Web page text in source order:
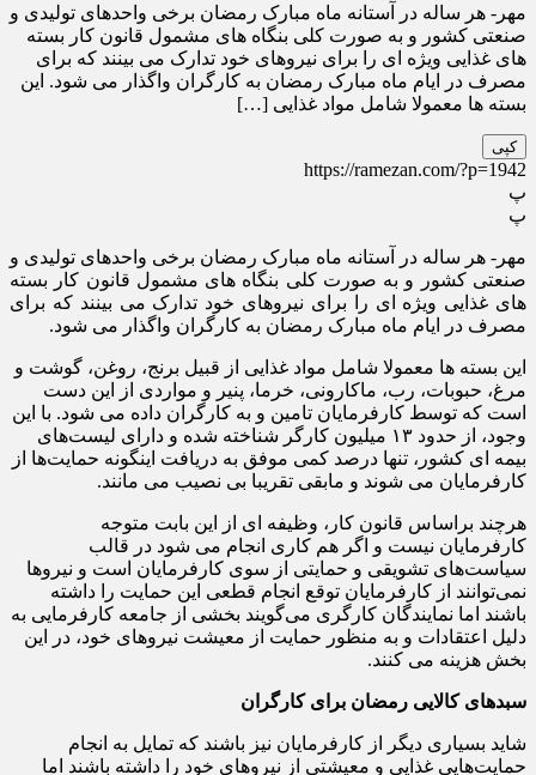
مهر- هر ساله در آستانه ماه مبارک رمضان برخی واحدهای تولیدی و
صنعتی کشور و به صورت کلی بنگاه های مشمول قانون کار بسته
های غذایی ویژه ای را برای نیروهای خود تدارک می بینند که برای
مصرف در ایام ماه مبارک رمضان به کارگران واگذار می شود. این
بسته ها معمولا شامل مواد غذایی […]
کپی
https://ramezan.com/?p=1942
پ
پ
مهر- هر ساله در آستانه ماه مبارک رمضان برخی واحدهای تولیدی و
صنعتی کشور و به صورت کلی بنگاه های مشمول قانون کار بسته
های غذایی ویژه ای را برای نیروهای خود تدارک می بینند که برای
مصرف در ایام ماه مبارک رمضان به کارگران واگذار می شود.
این بسته ها معمولا شامل مواد غذایی از قبیل برنج، روغن، گوشت و
مرغ، حبوبات، رب، ماکارونی، خرما، پنیر و مواردی از این دست
است که توسط کارفرمایان تامین و به کارگران داده می شود. با این
وجود، از حدود ۱۳ میلیون کارگر شناخته شده و دارای لیست‌های
بیمه ای کشور، تنها درصد کمی موفق به دریافت اینگونه حمایت‌ها از
کارفرمایان می شوند و مابقی تقریبا بی نصیب می مانند.
هرچند براساس قانون کار، وظیفه ای از این بابت متوجه
کارفرمایان نیست و اگر هم کاری انجام می شود در قالب
سیاست‌های تشویقی و حمایتی از سوی کارفرمایان است و نیروها
نمی‌توانند از کارفرمایان توقع انجام قطعی این حمایت را داشته
باشند اما نمایندگان کارگری می‌گویند بخشی از جامعه کارفرمایی به
دلیل اعتقادات و به منظور حمایت از معیشت نیروهای خود، در این
بخش هزینه می کنند.
سبدهای کالایی رمضان برای کارگران
شاید بسیاری دیگر از کارفرمایان نیز باشند که تمایل به انجام
حمایت‌هایی غذایی و معیشتی از نیروهای خود را داشته باشند اما